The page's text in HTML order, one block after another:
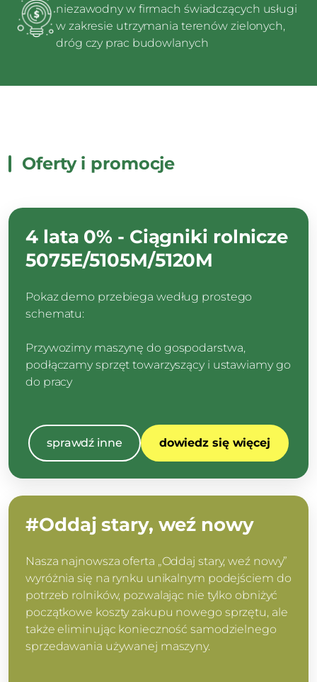
niezawodny w firmach świadczących usługi
w zakresie utrzymania terenów zielonych,
dróg czy prac budowlanych
Oferty i promocje
4 lata 0% - Ciągniki rolnicze
5075E/5105M/5120M
Pokaz demo przebiega według prostego
schematu:
Przywozimy maszynę do gospodarstwa,
podłączamy sprzęt towarzyszący i ustawiamy go
do pracy
sprawdź inne dowiedz się więcej
#Oddaj stary, weź nowy
Nasza najnowsza oferta „Oddaj stary, weź nowy”
wyróżnia się na rynku unikalnym podejściem do
potrzeb rolników, pozwalając nie tylko obniżyć
początkowe koszty zakupu nowego sprzętu, ale
także eliminując konieczność samodzielnego
sprzedawania używanej maszyny.